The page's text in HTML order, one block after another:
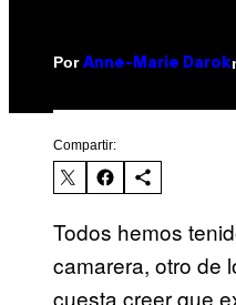
Por Anne-Marie Darok
Compartir:
Todos hemos
camarera, otro de
cuesta creer que